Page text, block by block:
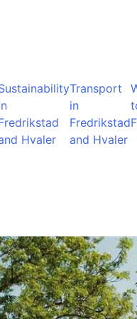
Hvaler
Transport
in
Fredrikstad
and Hvaler